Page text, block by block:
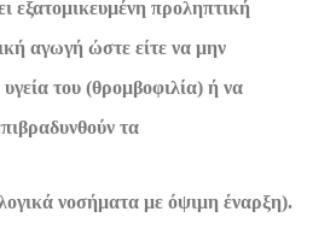
εξατομικευμένη προληπτική
αγωγή ώστε είτε να μην
υγεία του (θρομβοφιλία) ή να
τα
νοσήματα με όψιμη έναρξη).